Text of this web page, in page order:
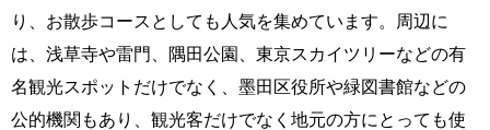
り、お散歩コースとしても人気を集めています。周辺に
は、浅草寺や雷門、隅田公園、東京スカイツリーなどの有
名観光スポットだけでなく、墨田区役所や緑図書館などの
公的機関もあり、観光客だけでなく地元の方にとっても使